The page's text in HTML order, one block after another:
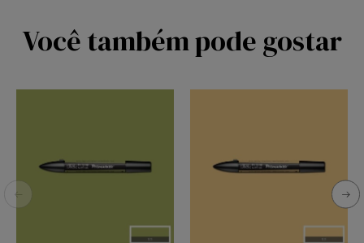
Você também pode gostar